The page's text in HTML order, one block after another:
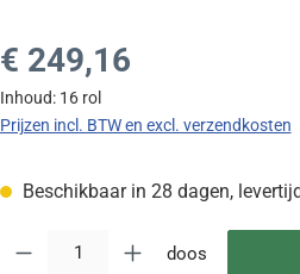
Normale prijs:
€ 249,16
Inhoud: 16 rol
Prijzen incl. BTW en excl. verzendkosten
Beschikbaar in 28 dagen,
Producthoeveelheid: Voer de gewenste
doos